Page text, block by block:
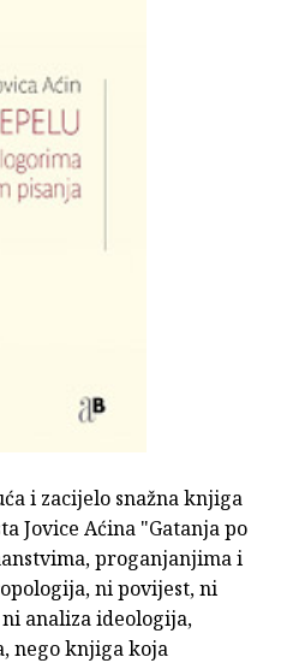
i zacijelo snažna knjiga
Jovice Aćina "Gatanja po
proganjanjima i
ni povijest, ni
analiza ideologija,
nego knjiga koja